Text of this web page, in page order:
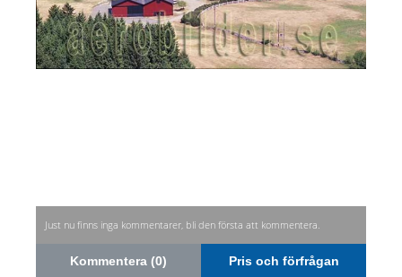
Just nu finns inga kommentarer, bli den första att kommentera.
Kommentera (0) Pris och förfrågan